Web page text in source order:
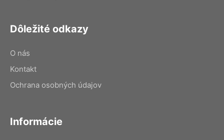
Dôležité odkazy
O nás
Kontakt
Ochrana osobných údajov
Informácie